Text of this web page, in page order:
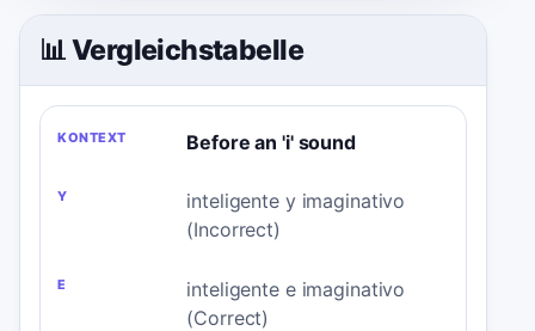
📊 Vergleichstabelle
KONTEXT E WARUM?
Before an 'i' sound
inteligente y imaginativo
(Incorrect)
inteligente e imaginativo
(Correct)